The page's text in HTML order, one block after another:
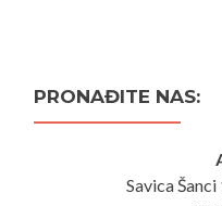
PRONAĐITE NAS:
Savica